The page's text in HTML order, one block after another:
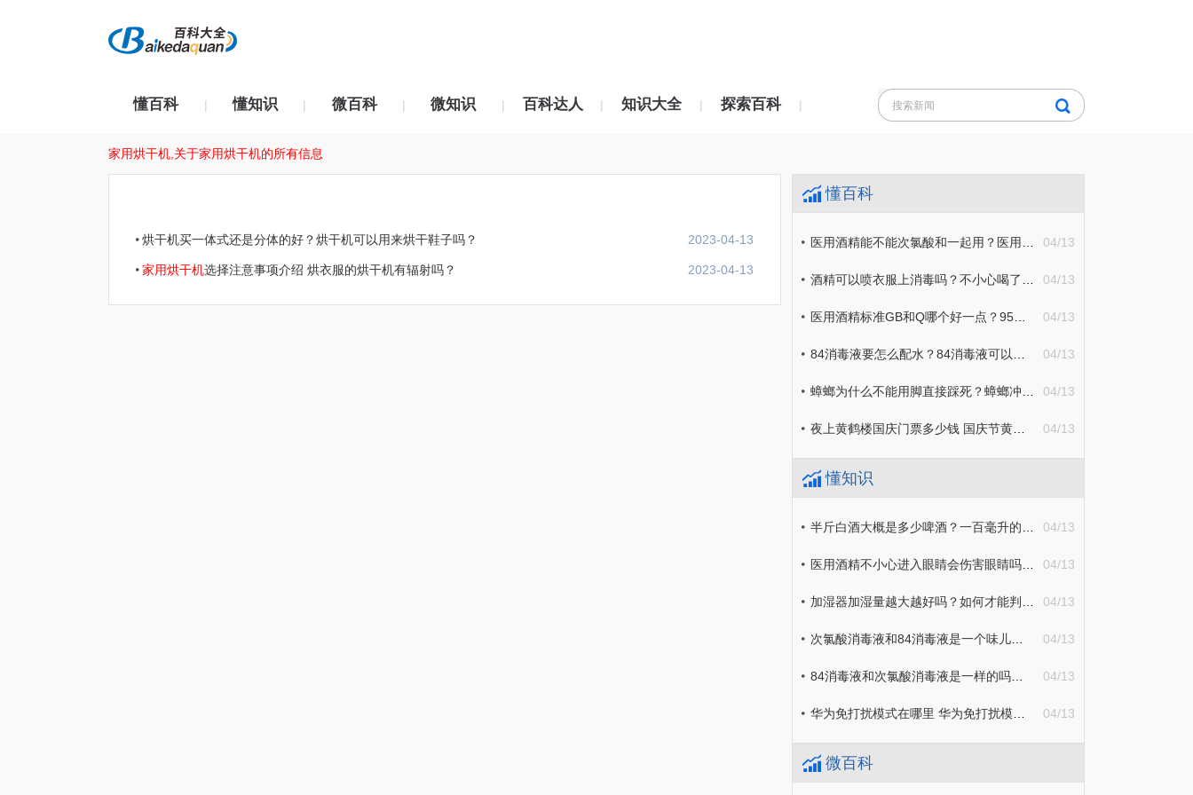
懂百科 | 懂知识 | 微百科 | 微知识 | 百科达人 | 知识大全 | 探索百科 |
家用烘干机,关于家用烘干机的所有信息
2023-04-13
烘干机买一体式还是分体的好？烘干机可以用来烘干鞋子吗？
2023-04-13
家用烘干机选择注意事项介绍 烘衣服的烘干机有辐射吗？
懂百科
04/13
医用酒精能不能次氯酸和一起用？医用酒精可以直接喷在食物上消毒吗？
04/13
酒精可以喷衣服上消毒吗？不小心喝了医用酒精应该怎么处理？
04/13
医用酒精标准GB和Q哪个好一点？95的医用酒精怎么稀释配成75的？
04/13
84消毒液要怎么配水？84消毒液可以和洗衣粉一起用吗？
04/13
蟑螂为什么不能用脚直接踩死？蟑螂冲进马桶会继续繁衍吗？
04/13
夜上黄鹤楼国庆门票多少钱 国庆节黄鹤楼要门票吗
懂知识
04/13
半斤白酒大概是多少啤酒？一百毫升的白酒有几两？
04/13
医用酒精不小心进入眼睛会伤害眼睛吗？白酒兑水可以当酒精用吗？
04/13
加湿器加湿量越大越好吗？如何才能判断房间是否需要加湿？
04/13
次氯酸消毒液和84消毒液是一个味儿吗？次氯酸消毒液和酒精消毒液哪个好？
04/13
84消毒液和次氯酸消毒液是一样的吗？84消毒液一瓶盖需要兑多少水？
04/13
华为免打扰模式在哪里 华为免打扰模式在哪里设置
微百科